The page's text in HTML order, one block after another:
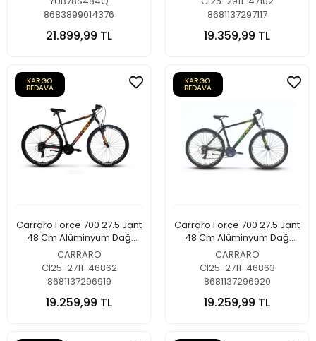
8683899014376
21.899,99 TL
8681137297117
19.359,99 TL
KARGO
BEDAVA
Carraro Force 700 27.5 Jant
48 Cm Alüminyum Dağ
Bisikleti Antrasit-Turuncu-
Beyaz
CARRARO
CI25-2711-46862
8681137296919
19.259,99 TL
KARGO
BEDAVA
Carraro Force 700 27.5 Jant
48 Cm Alüminyum Dağ
Bisikleti Mat Siyah-Yeşil-
Gümüş
CARRARO
CI25-2711-46863
8681137296920
19.259,99 TL